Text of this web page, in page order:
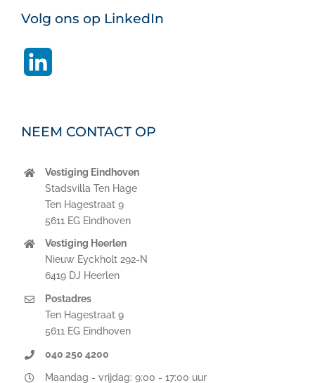
Volg ons op LinkedIn
NEEM CONTACT OP
Vestiging Eindhoven
Stadsvilla Ten Hage
Ten Hagestraat 9
5611 EG Eindhoven
Vestiging Heerlen
Nieuw Eyckholt 292-N
6419 DJ Heerlen
Postadres
Ten Hagestraat 9
5611 EG Eindhoven
040 250 4200
Maandag - vrijdag: 9:00 - 17:00 uur